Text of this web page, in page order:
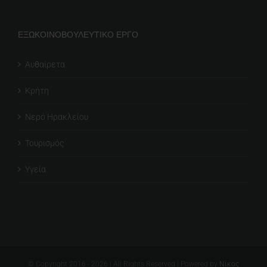
ΕΞΩΚΟΙΝΟΒΟΥΛΕΥΤΙΚΟ ΕΡΓΟ
Αυθαίρετα
Κρήτη
Νερό Ηρακλείου
Τουρισμός
Υγεία
© Copyright 2016 - 2026 | All Rights Reserved | Powered by
Νίκος